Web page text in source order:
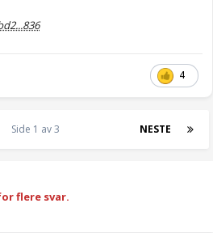
4
NESTE
Side 1 av 3
flere svar.